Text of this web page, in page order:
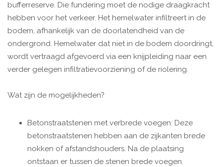
bufferreserve. Die fundering moet de nodige draagkracht
hebben voor het verkeer. Het hemelwater infiltreert in de
bodem, afhankelijk van de doorlatendheid van de
ondergrond. Hemelwater dat niet in de bodem doordringt,
wordt vertraagd afgevoerd via een knijpleiding naar een
verder gelegen infiltratievoorziening of de riolering.
Wat zijn de mogelijkheden?
Betonstraatstenen met verbrede voegen: Deze
betonstraatstenen hebben aan de zijkanten brede
nokken of afstandshouders. Na de plaatsing
ontstaan er tussen de stenen brede voegen.